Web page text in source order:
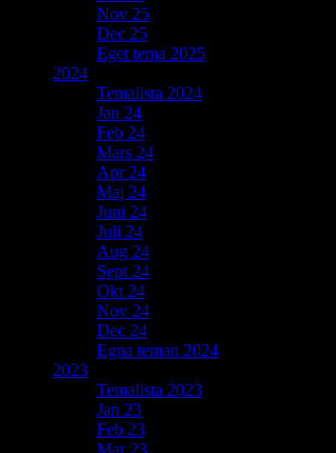
Nov 25
Dec 25
Eget tema 2025
2024
Temalista 2024
Jan 24
Feb 24
Mars 24
Apr 24
Maj 24
Juni 24
Juli 24
Aug 24
Sept 24
Okt 24
Nov 24
Dec 24
Egna teman 2024
2023
Temalista 2023
Jan 23
Feb 23
Mar 23